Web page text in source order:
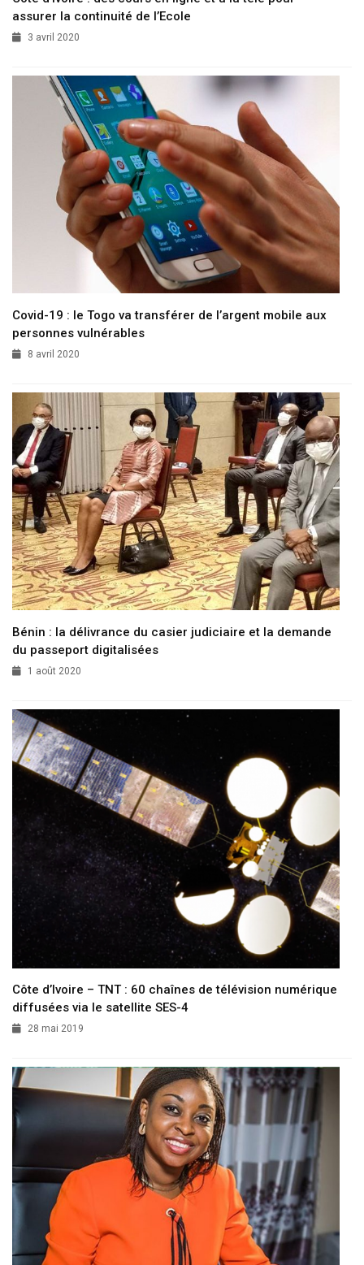
assurer la continuité de l’Ecole
3 avril 2020
Covid-19 : le Togo va transférer de l’argent mobile aux
personnes vulnérables
8 avril 2020
Bénin : la délivrance du casier judiciaire et la demande
du passeport digitalisées
1 août 2020
Côte d’Ivoire – TNT : 60 chaînes de télévision numérique
diffusées via le satellite SES-4
28 mai 2019